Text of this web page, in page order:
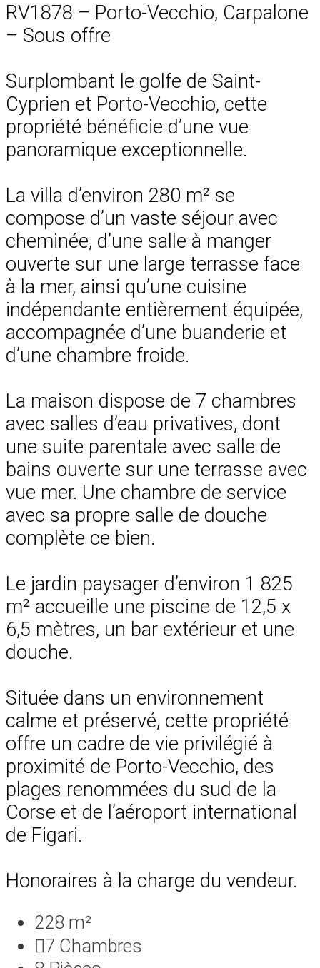
RV1878 – Porto-Vecchio, Carpalone
– Sous offre
Surplombant le golfe de Saint-
Cyprien et Porto-Vecchio, cette
propriété bénéficie d’une vue
panoramique exceptionnelle.
La villa d’environ 280 m² se
compose d’un vaste séjour avec
cheminée, d’une salle à manger
ouverte sur une large terrasse face
à la mer, ainsi qu’une cuisine
indépendante entièrement équipée,
accompagnée d’une buanderie et
d’une chambre froide.
La maison dispose de 7 chambres
avec salles d’eau privatives, dont
une suite parentale avec salle de
bains ouverte sur une terrasse avec
vue mer. Une chambre de service
avec sa propre salle de douche
complète ce bien.
Le jardin paysager d’environ 1 825
m² accueille une piscine de 12,5 x
6,5 mètres, un bar extérieur et une
douche.
Située dans un environnement
calme et préservé, cette propriété
offre un cadre de vie privilégié à
proximité de Porto-Vecchio, des
plages renommées du sud de la
Corse et de l’aéroport international
de Figari.
Honoraires à la charge du vendeur.
228 m²
7 Chambres